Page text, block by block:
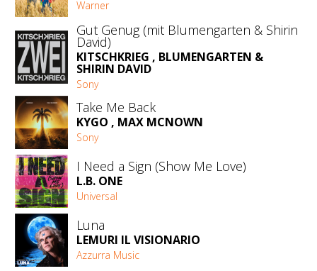
Warner
Gut Genug (mit Blumengarten & Shirin
David)
KITSCHKRIEG , BLUMENGARTEN &
SHIRIN DAVID
Sony
Take Me Back
KYGO , MAX MCNOWN
Sony
I Need a Sign (Show Me Love)
L.B. ONE
Universal
Luna
LEMURI IL VISIONARIO
Azzurra Music